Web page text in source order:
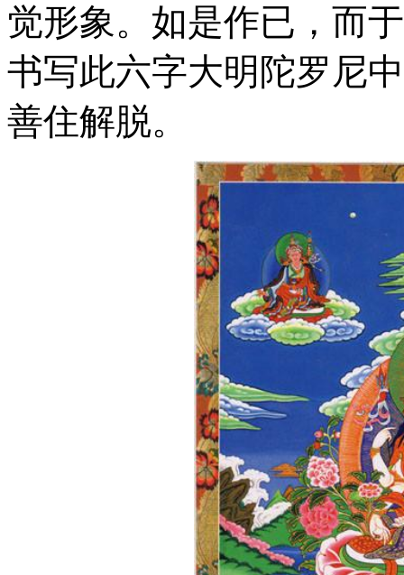
觉形象。如是作已，而
书写此六字大明陀罗尼
善住解脱。